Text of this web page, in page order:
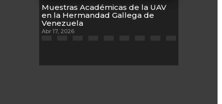
Muestras Académicas de la UAV
en la Hermandad Gallega de
Venezuela
Abr 17, 2026